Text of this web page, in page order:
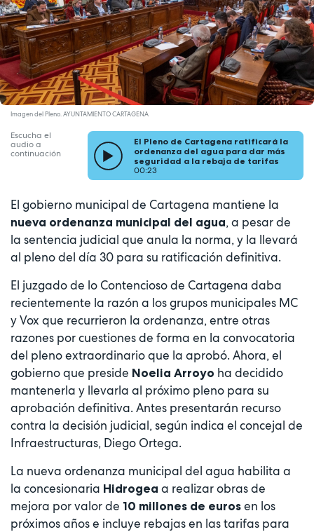
Imagen del Pleno. AYUNTAMIENTO CARTAGENA
Escucha el
audio a
continuación
El Pleno de Cartagena ratificará la
ordenanza del agua para dar más
seguridad a la rebaja de tarifas
00:23
El gobierno municipal de Cartagena mantiene la
nueva ordenanza municipal del agua, a pesar de
la sentencia judicial que anula la norma, y la llevará
al pleno del día 30 para su ratificación definitiva.
El juzgado de lo Contencioso de Cartagena daba
recientemente la razón a los grupos municipales MC
y Vox que recurrieron la ordenanza, entre otras
razones por cuestiones de forma en la convocatoria
del pleno extraordinario que la aprobó. Ahora, el
gobierno que preside Noelia Arroyo ha decidido
mantenerla y llevarla al próximo pleno para su
aprobación definitiva. Antes presentarán recurso
contra la decisión judicial, según indica el concejal de
Infraestructuras, Diego Ortega.
La nueva ordenanza municipal del agua habilita a
la concesionaria Hidrogea a realizar obras de
mejora por valor de 10 millones de euros en los
próximos años e incluye rebajas en las tarifas para